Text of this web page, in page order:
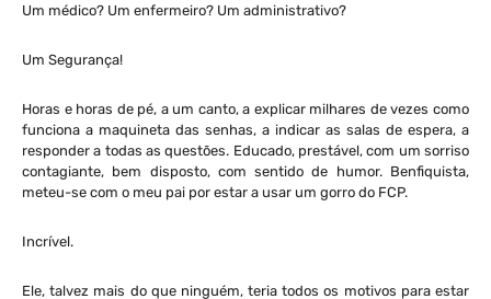
Um médico? Um enfermeiro? Um administrativo?
Um Segurança!
Horas e horas de pé, a um canto, a explicar milhares de vezes como
funciona a maquineta das senhas, a indicar as salas de espera, a
responder a todas as questões. Educado, prestável, com um sorriso
contagiante, bem disposto, com sentido de humor. Benfiquista,
meteu-se com o meu pai por estar a usar um gorro do FCP.
Incrível.
Ele, talvez mais do que ninguém, teria todos os motivos para estar